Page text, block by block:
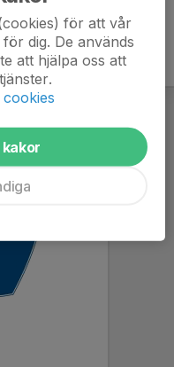
för att vår
dig. De används
att hjälpa oss att
kakor